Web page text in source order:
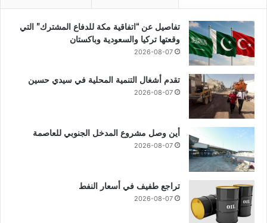
تفاصيل عن “اتفاقية مكة للدفاع المشترك” التي
وقعتها تركيا والسعودية وباكستان
2026-08-07
تقدم أشغال التنمية المحلية في سيدي حسين
2026-08-07
أين وصل مشروع المدخل الجنوبي للعاصمة
2026-08-07
تراجع طفيف في أسعار النفط
2026-08-07